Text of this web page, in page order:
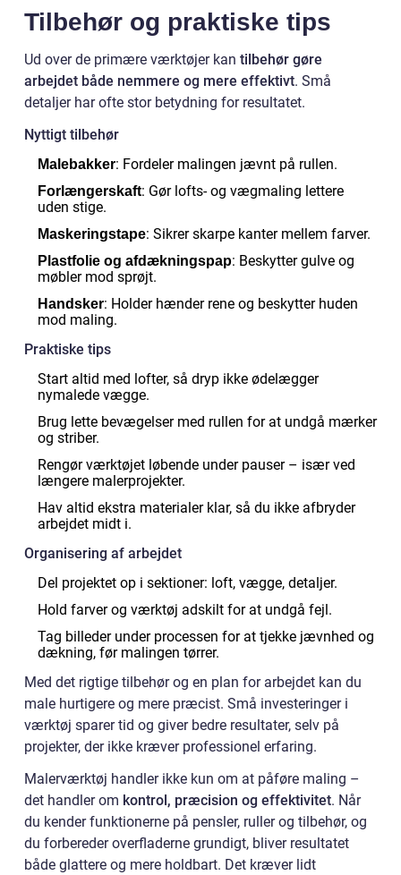
Tilbehør og praktiske tips
Ud over de primære værktøjer kan tilbehør gøre
arbejdet både nemmere og mere effektivt. Små
detaljer har ofte stor betydning for resultatet.
Nyttigt tilbehør
Malebakker: Fordeler malingen jævnt på rullen.
Forlængerskaft: Gør lofts- og vægmaling lettere
uden stige.
Maskeringstape: Sikrer skarpe kanter mellem farver.
Plastfolie og afdækningspap: Beskytter gulve og
møbler mod sprøjt.
Handsker: Holder hænder rene og beskytter huden
mod maling.
Praktiske tips
Start altid med lofter, så dryp ikke ødelægger
nymalede vægge.
Brug lette bevægelser med rullen for at undgå mærker
og striber.
Rengør værktøjet løbende under pauser – især ved
længere malerprojekter.
Hav altid ekstra materialer klar, så du ikke afbryder
arbejdet midt i.
Organisering af arbejdet
Del projektet op i sektioner: loft, vægge, detaljer.
Hold farver og værktøj adskilt for at undgå fejl.
Tag billeder under processen for at tjekke jævnhed og
dækning, før malingen tørrer.
Med det rigtige tilbehør og en plan for arbejdet kan du
male hurtigere og mere præcist. Små investeringer i
værktøj sparer tid og giver bedre resultater, selv på
projekter, der ikke kræver professionel erfaring.
Malerværktøj handler ikke kun om at påføre maling –
det handler om kontrol, præcision og effektivitet. Når
du kender funktionerne på pensler, ruller og tilbehør, og
du forbereder overfladerne grundigt, bliver resultatet
både glattere og mere holdbart. Det kræver lidt